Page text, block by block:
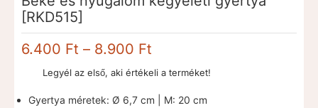
[RKD515]
6.400 Ft – 8.900 Ft
6.400 Ft
8.900 Ft
Legyél az első, aki értékeli a terméket!
Gyertya méretek: Ø 6,7 cm | M: 20 cm